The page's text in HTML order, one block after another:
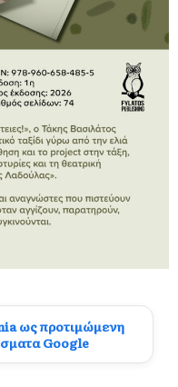
ως προτιμώμενη
Google